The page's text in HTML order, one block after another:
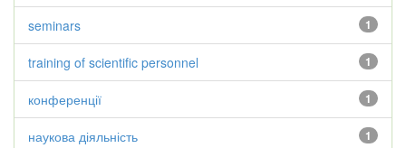
1
seminars
1
training of scientific personnel
1
конференції
1
наукова діяльність